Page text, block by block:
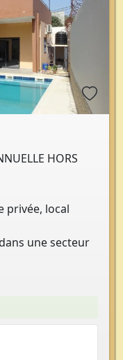
HORS
privée, local
une secteur